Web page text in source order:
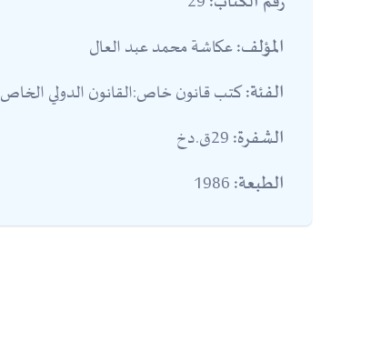
المؤلف:عكاشة محمد عبد العال
الفئة:كتب قانون خاص:القانون الدولي الخاص
الشفرة:
الطبعة: